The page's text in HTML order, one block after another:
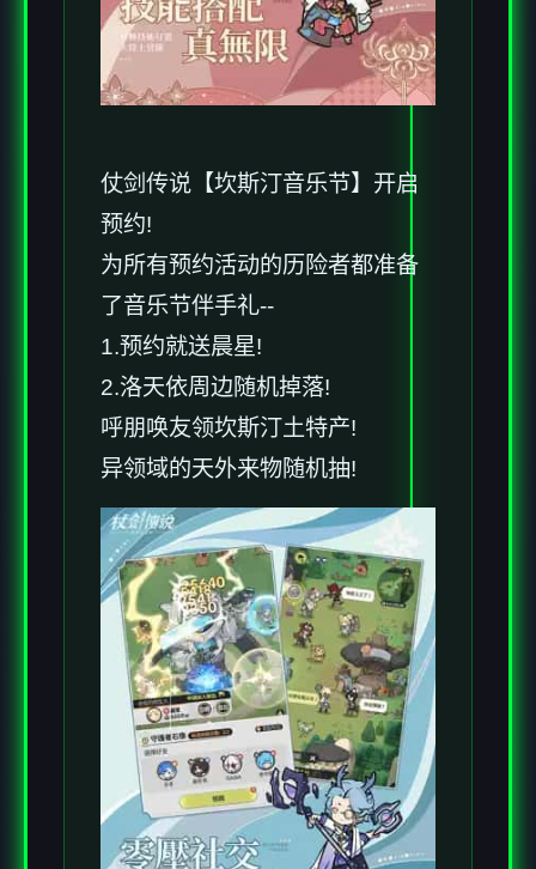
仗剑传说【坎斯汀音乐节】开启
预约!
为所有预约活动的历险者都准备
了音乐节伴手礼--
1.预约就送晨星!
2.洛天依周边随机掉落!
呼朋唤友领坎斯汀土特产!
异领域的天外来物随机抽!